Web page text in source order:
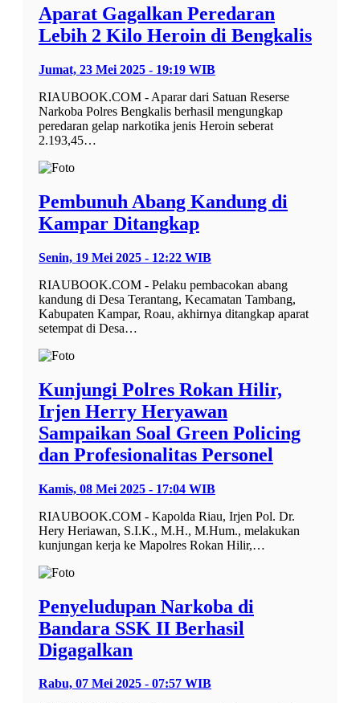
Aparat Gagalkan Peredaran
Lebih 2 Kilo Heroin di Bengkalis
Jumat, 23 Mei 2025 - 19:19 WIB
RIAUBOOK.COM - Aparar dari Satuan Reserse
Narkoba Polres Bengkalis berhasil mengungkap
peredaran gelap narkotika jenis Heroin seberat
2.193,45…
Pembunuh Abang Kandung di
Kampar Ditangkap
Senin, 19 Mei 2025 - 12:22 WIB
RIAUBOOK.COM - Pelaku pembacokan abang
kandung di Desa Terantang, Kecamatan Tambang,
Kabupaten Kampar, Roau, akhirnya ditangkap aparat
setempat di Desa…
Kunjungi Polres Rokan Hilir,
Irjen Herry Heryawan
Sampaikan Soal Green Policing
dan Profesionalitas Personel
Kamis, 08 Mei 2025 - 17:04 WIB
RIAUBOOK.COM - Kapolda Riau, Irjen Pol. Dr.
Hery Heriawan, S.I.K., M.H., M.Hum., melakukan
kunjungan kerja ke Mapolres Rokan Hilir,…
Penyeludupan Narkoba di
Bandara SSK II Berhasil
Digagalkan
Rabu, 07 Mei 2025 - 07:57 WIB